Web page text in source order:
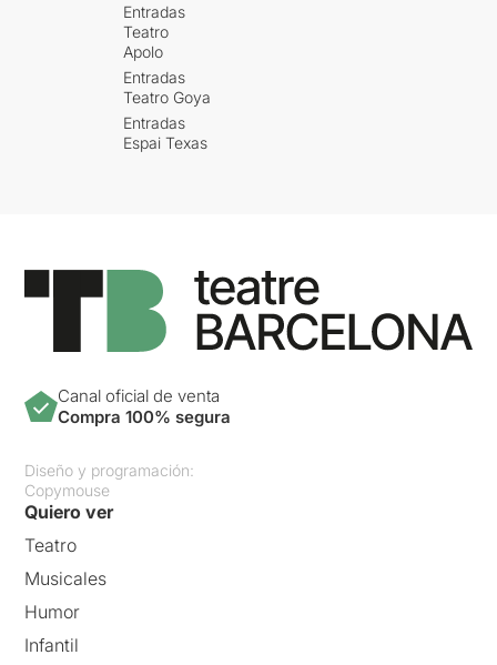
Entradas
Teatro
Apolo
Entradas
Teatro Goya
Entradas
Espai Texas
Canal oficial de venta
Compra 100% segura
Diseño y programación:
Copymouse
Quiero ver
Teatro
Musicales
Humor
Infantil